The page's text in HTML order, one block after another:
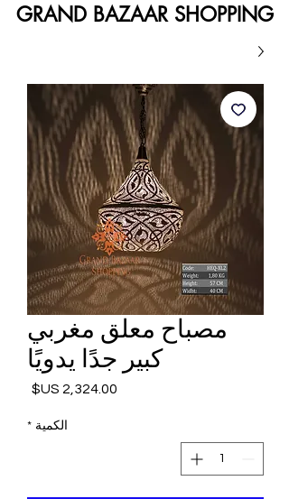
GRAND BAZAAR SHOPPING
مصباح معلق مغربي
كبير جدًا يدويًا
الكمية *